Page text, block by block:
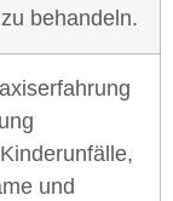
behandeln.
und